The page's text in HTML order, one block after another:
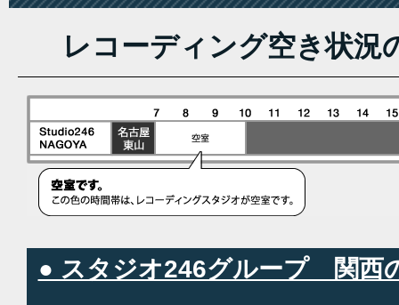
レコーディング空き状況
● スタジオ246グループ 関西